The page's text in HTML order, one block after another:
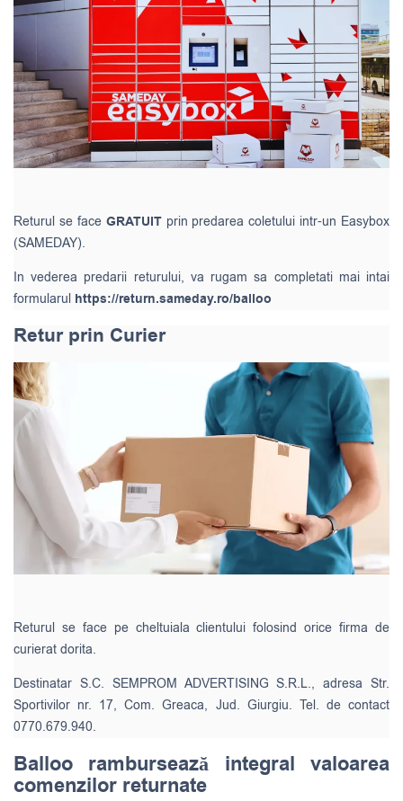
Returul se face GRATUIT prin predarea coletului intr-un Easybox
(SAMEDAY).
In vederea predarii returului, va rugam sa completati mai intai
formularul https://return.sameday.ro/balloo
Retur prin Curier
Returul se face pe cheltuiala clientului folosind orice firma de
curierat dorita.
Destinatar S.C. SEMPROM ADVERTISING S.R.L., adresa Str.
Sportivilor nr. 17, Com. Greaca, Jud. Giurgiu. Tel. de contact
0770.679.940.
Balloo rambursează integral valoarea
comenzilor returnate